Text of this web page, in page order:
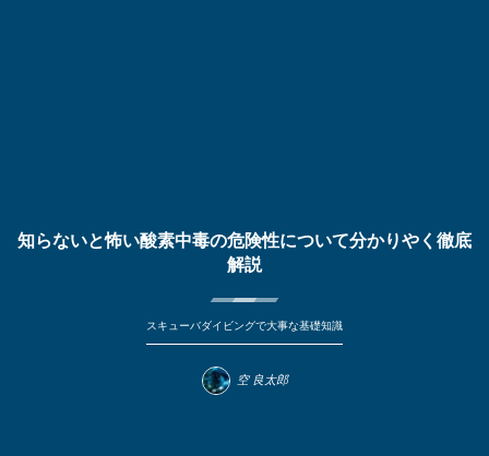
知らないと怖い酸素中毒の危険性について分かりやく徹底
解説
スキューバダイビングで大事な基礎知識
空 良太郎